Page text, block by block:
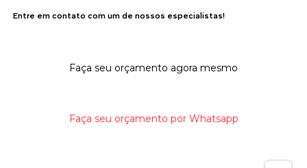
Entre em contato com um de nossos especialistas!
Faça seu orçamento agora mesmo
Faça seu orçamento por Whatsapp